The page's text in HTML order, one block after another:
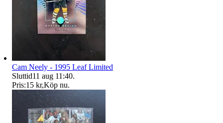
Cam Neely - 1995 Leaf Limited
Sluttid11 aug 11:40.
Pris:15 kr,Köp nu.